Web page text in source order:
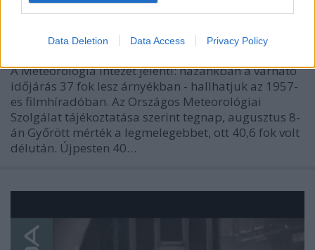
Data Deletion Data Access Privacy Policy
Meleg, hőség, kánikula
2013. augusztus 09.
A Meteorológia Intézet jelenti: hazánkban a várható
időjárás 37 fok lesz árnyékban - hallhatjuk az 1957-
es filmhíradóban. Az Országos Meteorológiai
Szolgálat tájékoztatása szerint tegnap, augusztus 8-
án Győrött mérték a legmelegebbet, ott 40,6 fok volt
délután. Újpesten 40…